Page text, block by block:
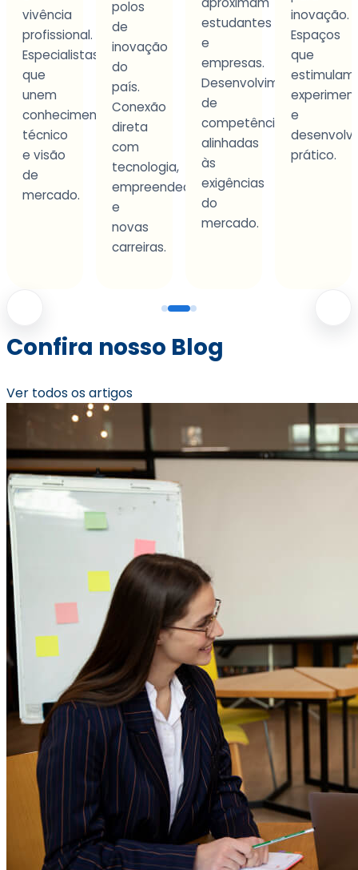
vivência
profissional.
Especialistas
que
unem
conhecimento
técnico
e visão
de
mercado.
polos
de
inovação
do
país.
Conexão
direta
com
tecnologia,
empreendedorismo
e
novas
carreiras.
estudantes
e
empresas.
Desenvolvimento
de
competências
alinhadas
às
exigências
do
mercado.
inovação.
Espaços
que
estimulam
e
prático.
Confira nosso Blog
Ver todos os artigos